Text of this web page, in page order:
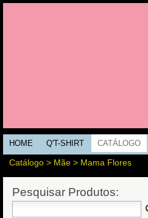
HOME Q'T-SHIRT CATÁLOGO
Catálogo > Mãe > Mama Flores
Pesquisar Produtos: